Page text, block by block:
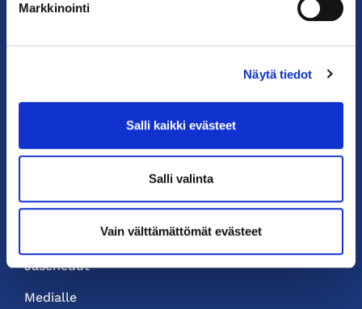
Markkinointi
Näytä tiedot
Salli kaikki evästeet
Salli valinta
Vain välttämättömät evästeet
Liity jäseneksi
Neuvonta ja palvelut
Jäsenedut
Medialle